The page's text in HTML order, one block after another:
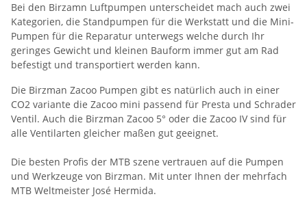
Bei den Birzamn Luftpumpen unterscheidet mach auch zwei
Kategorien, die Standpumpen für die Werkstatt und die Mini-
Pumpen für die Reparatur unterwegs welche durch Ihr
geringes Gewicht und kleinen Bauform immer gut am Rad
befestigt und transportiert werden kann.
Die Birzman Zacoo Pumpen gibt es natürlich auch in einer
CO2 variante die Zacoo mini passend für Presta und Schrader
Ventil. Auch die Birzman Zacoo 5° oder die Zacoo IV sind für
alle Ventilarten gleicher maßen gut geeignet.
Die besten Profis der MTB szene vertrauen auf die Pumpen
und Werkzeuge von Birzman. Mit unter Ihnen der mehrfach
MTB Weltmeister José Hermida.